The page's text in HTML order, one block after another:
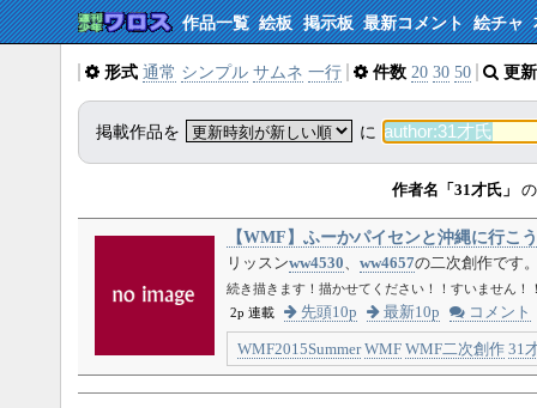
作品一覧 絵板 掲示板 最新コメント 絵チャ
形式 通常 シンプル サムネ 一行 件数 20 30 50 更
掲載作品を に
作者名「31才氏」
【WMF】ふーかパイセンと沖縄に行こ
リッスンww4530、 ww4657の二次創作です
続き描きます！描かせてください！！すいません！
2p 連載
先頭10p 最新10p コメント
WMF2015Summer WMF WMF二次創作 31